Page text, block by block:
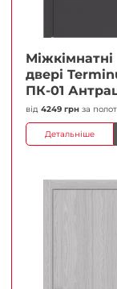
Міжкімнатні
двері
ПК-01
(п/п) Глухі
Плівка
від 4249 грн за
Детальніше